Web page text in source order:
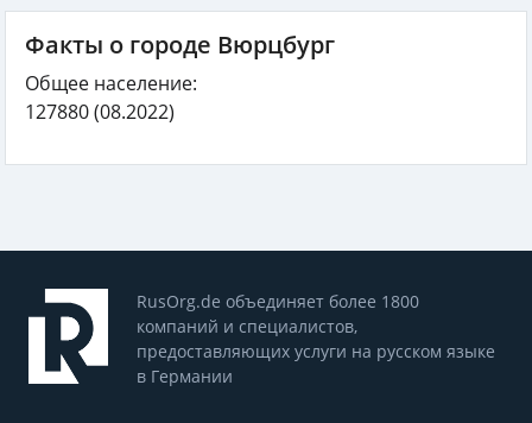
Факты о городе Вюрцбург
Общее население:
127880(08.2022)
RusOrg.de объединяет более 1800
компаний и специалистов,
предоставляющих услуги на русском языке
в Германии